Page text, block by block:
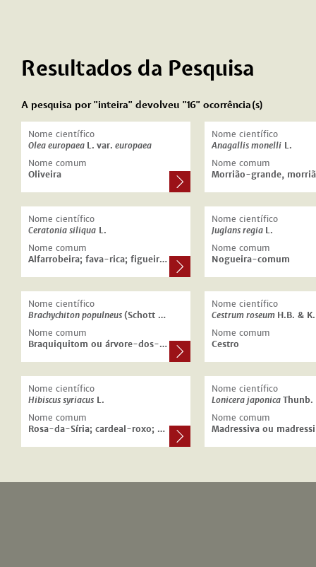
Resultados da Pesquisa
A pesquisa por "inteira" devolveu "16" ocorrência(s)
Nome científico
Olea europaea L. var. europaea
Nome comum
Oliveira
Nome científico
Anagallis monelli L.
Nome comum
Nome científico
Ceratonia siliqua L.
Nome comum
Alfarrobeira; fava-rica; figueira-do-egipto.
Nome científico
Juglans regia L.
Nome comum
Nogueira-comum
Nome científico
Brachychiton populneus(Schott & Endl.) R. Br.
Nome comum
Braquiquitom ou árvore-dos-barquinhos.
Nome científico
Cestrum roseum H.B. & K.
Nome comum
Cestro
Nome científico
Hibiscus syriacus L.
Nome comum
Rosa-da-Síria; cardeal-roxo; malva-arbórea.
Nome científico
Lonicera japonicaThunb.
Nome comum